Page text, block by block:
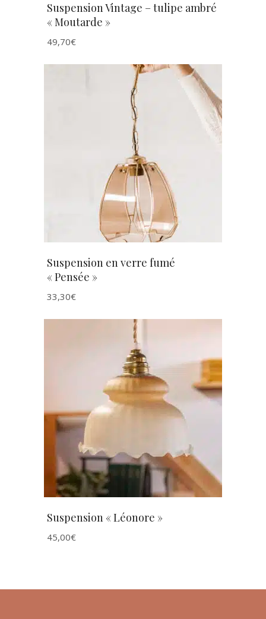
Suspension Vintage – tulipe ambré
« Moutarde »
49,70€
AJOUTER AU PANIER
Suspension en verre fumé
« Pensée »
33,30€
AJOUTER AU PANIER
Suspension « Léonore »
45,00€